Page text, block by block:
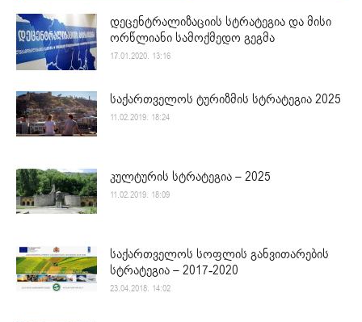
დეცენტრალიზაციის სტრატეგია და მისი
ორწლიანი სამოქმედო გეგმა
17.01.2020. 13:16
საქართველოს ტურიზმის სტრატეგია 2025
11.02.2019. 18:24
კულტურის სტრატეგია – 2025
11.02.2019. 18:09
საქართველოს სოფლის განვითარების
სტრატეგია – 2017-2020
23.04.2018. 14:02